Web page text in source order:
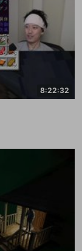
8:22:32